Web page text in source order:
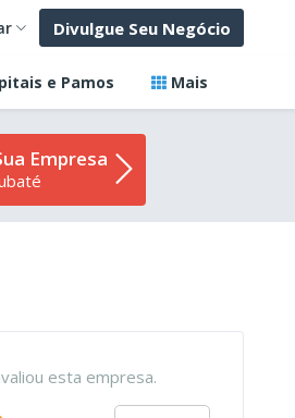
Divulgue Seu Negócio
e Pamos Mais
Empresa
esta empresa.